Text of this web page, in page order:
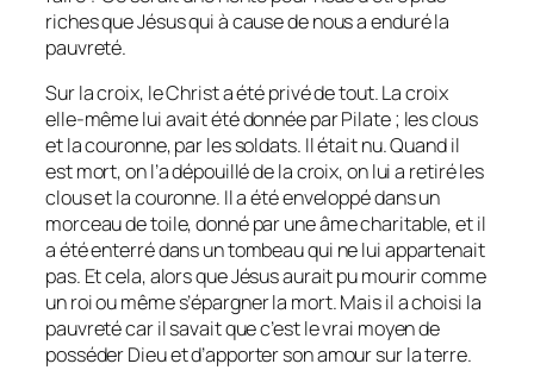
riches que Jésus qui à cause de nous a enduré la
pauvreté.
Sur la croix, le Christ a été privé de tout. La croix
elle-même lui avait été donnée par Pilate ; les clous
et la couronne, par les soldats. Il était nu. Quand il
est mort, on l’a dépouillé de la croix, on lui a retiré les
clous et la couronne. Il a été enveloppé dans un
morceau de toile, donné par une âme charitable, et il
a été enterré dans un tombeau qui ne lui appartenait
pas. Et cela, alors que Jésus aurait pu mourir comme
un roi ou même s’épargner la mort. Mais il a choisi la
pauvreté car il savait que c’est le vrai moyen de
posséder Dieu et d’apporter son amour sur la terre.